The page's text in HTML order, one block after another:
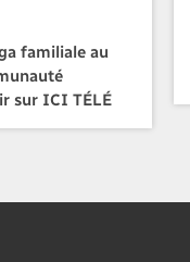
familiale au
sur ICI TÉLÉ